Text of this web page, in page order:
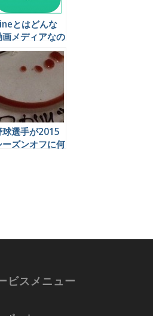
とはどんな
画メディアなの
聞いてこよう
球選手が2015
ーズンオフに何
ビスメニュー